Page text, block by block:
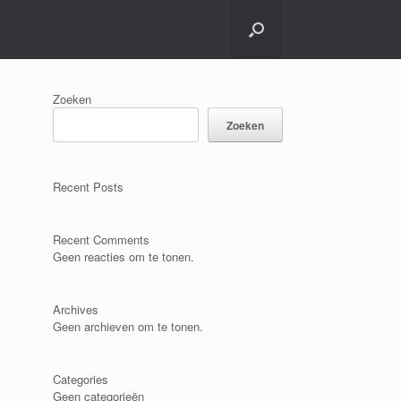
Zoeken
Zoeken
Recent Posts
Recent Comments
Geen reacties om te tonen.
Archives
Geen archieven om te tonen.
Categories
Geen categorieën